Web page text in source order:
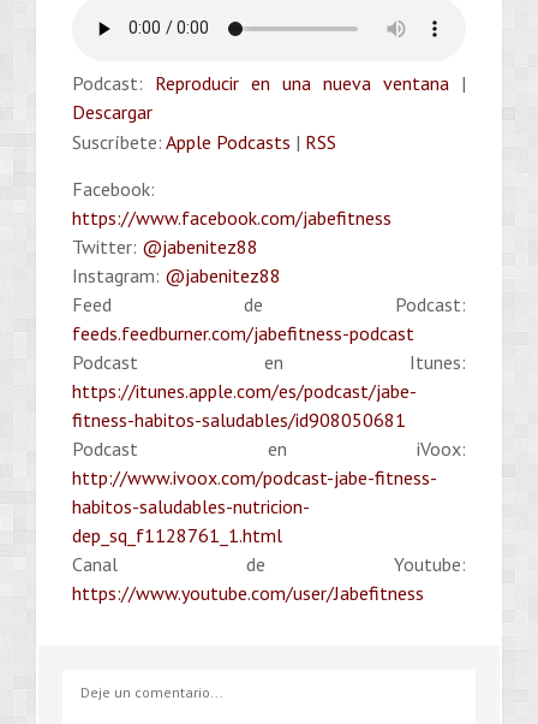
Podcast: Reproducir en una nueva ventana |
Descargar
Suscríbete: Apple Podcasts | RSS
Facebook:
https://www.facebook.com/jabefitness
Twitter: @jabenitez88
Instagram: @jabenitez88
Feed de Podcast:
feeds.feedburner.com/jabefitness-podcast
Podcast en Itunes:
https://itunes.apple.com/es/podcast/jabe-
fitness-habitos-saludables/id908050681
Podcast en iVoox:
http://www.ivoox.com/podcast-jabe-fitness-
habitos-saludables-nutricion-
dep_sq_f1128761_1.html
Canal de Youtube:
https://www.youtube.com/user/Jabefitness